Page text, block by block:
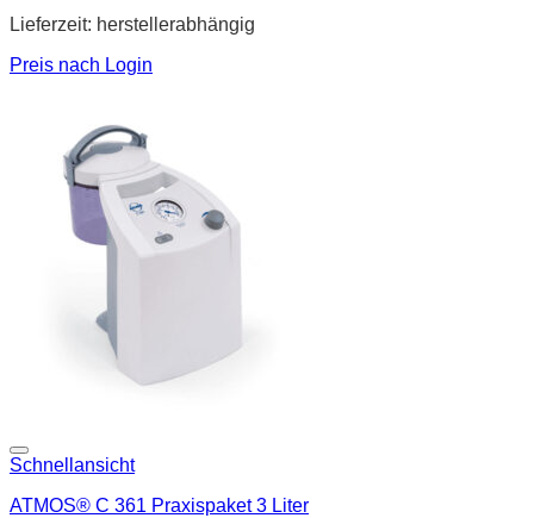
Lieferzeit: herstellerabhängig
Preis nach Login
Schnellansicht
ATMOS® C 361 Praxispaket 3 Liter